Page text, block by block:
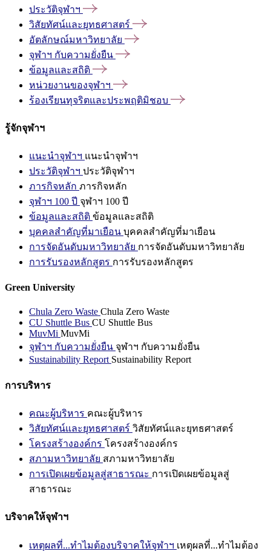
ประวัติจุฬาฯ
วิสัยทัศน์และยุทธศาสตร์
อัตลักษณ์มหาวิทยาลัย
จุฬาฯ กับความยั่งยืน
ข้อมูลและสถิติ
หน่วยงานของจุฬาฯ
ร้องเรียนทุจริตและประพฤติมิชอบ
รู้จักจุฬาฯ
แนะนำจุฬาฯ แนะนำจุฬาฯ
ประวัติจุฬาฯ ประวัติจุฬาฯ
ภารกิจหลัก ภารกิจหลัก
จุฬาฯ 100 ปี จุฬาฯ 100 ปี
ข้อมูลและสถิติ ข้อมูลและสถิติ
บุคคลสำคัญที่มาเยือน บุคคลสำคัญที่มาเยือน
การจัดอันดับมหาวิทยาลัย การจัดอันดับมหาวิทยาลัย
การรับรองหลักสูตร การรับรองหลักสูตร
Green University
Chula Zero Waste Chula Zero Waste
CU Shuttle Bus CU Shuttle Bus
MuvMi MuvMi
จุฬาฯ กับความยั่งยืน จุฬาฯ กับความยั่งยืน
Sustainability Report Sustainability Report
การบริหาร
คณะผู้บริหาร คณะผู้บริหาร
วิสัยทัศน์และยุทธศาสตร์ วิสัยทัศน์และยุทธศาสตร์
โครงสร้างองค์กร โครงสร้างองค์กร
สภามหาวิทยาลัย สภามหาวิทยาลัย
การเปิดเผยข้อมูลสู่สาธารณะ การเปิดเผยข้อมูลสู่
สาธารณะ
บริจาคให้จุฬาฯ
เหตุผลที่...ทำไมต้องบริจาคให้จุฬาฯ เหตุผลที่...ทำไมต้อง